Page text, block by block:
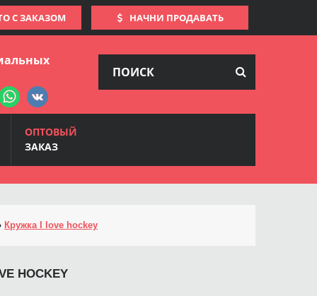
С ЗАКАЗОМ НАЧНИ ПРОДАВАТЬ
ОПТОВЫЙ
ЗАКАЗ
Кружка I love hockey
HOCKEY